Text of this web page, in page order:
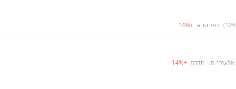
· כפר סבא +
14%
אלעזר* ת. · חדרה +
14%